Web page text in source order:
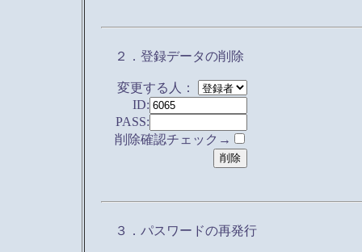
２．登録データの削除
変更する人：
ID:
PASS:
削除確認チェック→
３．パスワードの再発行